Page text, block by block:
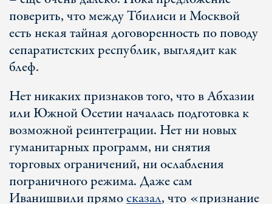
поверить, что между Тбилиси и Москвой
есть некая тайная договоренность по поводу
сепаратистских республик, выглядит как
блеф.
Нет никаких признаков того, что в Абхазии
или Южной Осетии началась подготовка к
возможной реинтеграции. Нет ни новых
гуманитарных программ, ни снятия
торговых ограничений, ни ослабления
пограничного режима. Даже сам
Иванишвили прямосказал, что «признание